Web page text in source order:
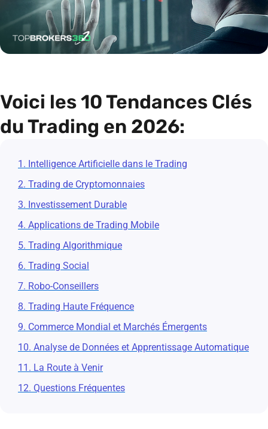
Voici les 10 Tendances Clés
du Trading en 2026:
1. Intelligence Artificielle dans le Trading
2. Trading de Cryptomonnaies
3. Investissement Durable
4. Applications de Trading Mobile
5. Trading Algorithmique
6. Trading Social
7. Robo-Conseillers
8. Trading Haute Fréquence
9. Commerce Mondial et Marchés Émergents
10. Analyse de Données et Apprentissage Automatique
11. La Route à Venir
12. Questions Fréquentes